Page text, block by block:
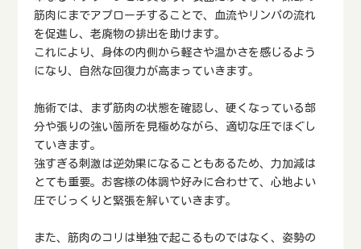
筋肉にまでアプローチすることで、血流やリンパの流れ
を促進し、老廃物の排出を助けます。
これにより、身体の内側から軽さや温かさを感じるよう
になり、自然な回復力が高まっていきます。
施術では、まず筋肉の状態を確認し、硬くなっている部
分や張りの強い箇所を見極めながら、適切な圧でほぐし
ていきます。
強すぎる刺激は逆効果になることもあるため、力加減は
とても重要。お客様の体調や好みに合わせて、心地よい
圧でじっくりと緊張を解いていきます。
また、筋肉のコリは単独で起こるものではなく、姿勢の